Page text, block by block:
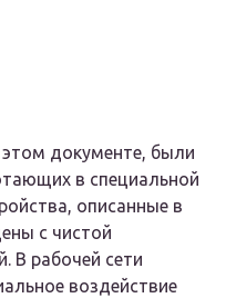
документе, были
в специальной
описанные в
с чистой
В рабочей сети
воздействие